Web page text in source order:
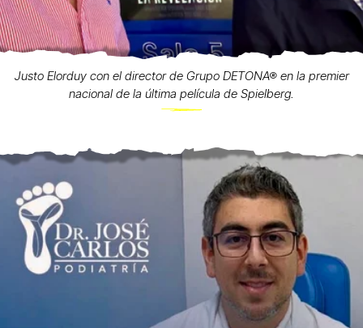
Justo Elorduy con el director de Grupo DETONA® en la premier
nacional de la última película de Spielberg.